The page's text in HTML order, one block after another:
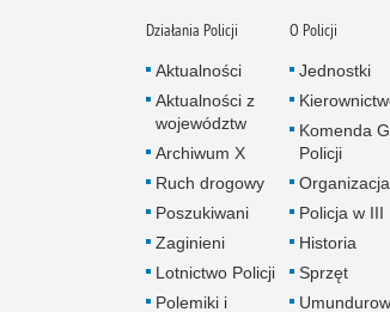
Działania Policji
Aktualności
Aktualności z
województw
Archiwum X
Ruch drogowy
Poszukiwani
Zaginieni
Lotnictwo Policji
Polemiki i
O Policji
Jednostki
Komenda
Policji
Organizacja
Policja w III
Historia
Sprzęt